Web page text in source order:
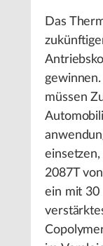
Das
müssen
2087T
ein mit 30